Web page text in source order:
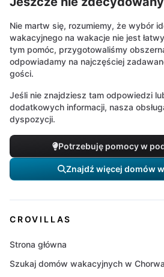
Nie martw się, rozumiemy, że wybór
wakacyjnego na wakacje nie jest
tym pomóc, przygotowaliśmy
odpowiadamy na najczęściej
gości.
Jeśli nie znajdziesz tam odpowiedzi
dodatkowych informacji, nasza
dyspozycji.
Potrzebuję pomocy w
Znajdź więcej domów
CROVILLAS
Strona główna
Szukaj domów wakacyjnych w